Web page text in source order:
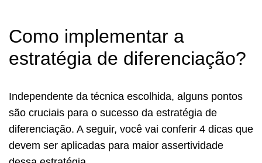
Como implementar a
estratégia de diferenciação?
Independente da técnica escolhida, alguns pontos
são cruciais para o sucesso da estratégia de
diferenciação. A seguir, você vai conferir 4 dicas que
devem ser aplicadas para maior assertividade